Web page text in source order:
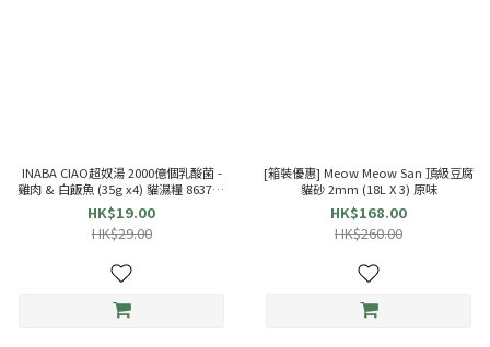
INABA CIAO超奴湯 2000億個乳酸菌 -
雞肉 & 白飯魚 (35g x4) 貓濕糧 863714
TCR-144
HK$19.00
HK$29.00
[箱裝優惠] Meow Meow San 頂級豆腐
貓砂 2mm (18L X 3) 原味
HK$168.00
HK$260.00